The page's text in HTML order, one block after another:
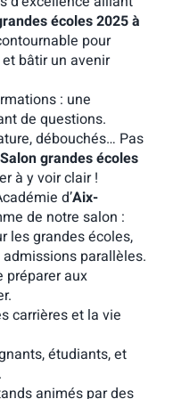
écoles 2025 à
pour
bâtir un avenir
: une
de questions.
débouchés… Pas
Salon grandes écoles
à y voir clair !
d’Aix-
de notre salon :
les grandes écoles,
parallèles.
préparer aux
carrières et la vie
étudiants, et
animés par des